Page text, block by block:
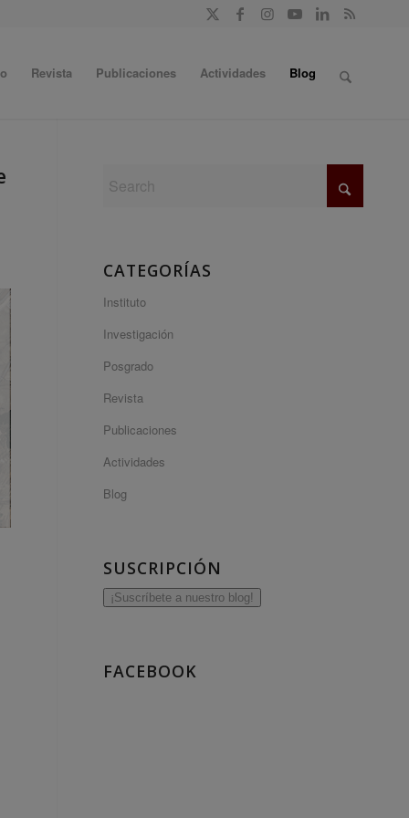
Revista Publicaciones Actividades Blog
CATEGORÍAS
Instituto
Investigación
Posgrado
Revista
Publicaciones
Actividades
Blog
SUSCRIPCIÓN
¡Suscríbete a nuestro blog!
FACEBOOK